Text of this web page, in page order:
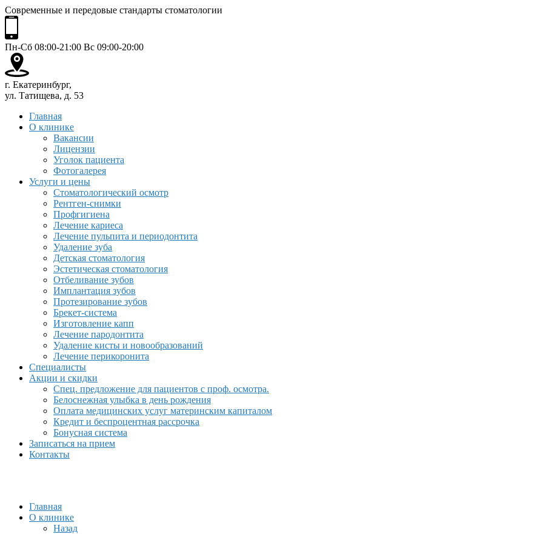
Современные и передовые стандарты стоматологии
Пн-Сб 08:00-21:00 Вс 09:00-20:00
г. Екатеринбург,
ул. Татищева, д. 53
Главная
О клинике
Вакансии
Лицензии
Уголок пациента
Фотогалерея
Услуги и цены
Стоматологический осмотр
Рентген-снимки
Профгигиена
Лечение кариеса
Лечение пульпита и периодонтита
Удаление зуба
Детская стоматология
Эстетическая стоматология
Отбеливание зубов
Имплантация зубов
Протезирование зубов
Брекет-система
Изготовление капп
Лечение пародонтита
Удаление кисты и новообразований
Лечение перикоронита
Специалисты
Акции и скидки
Спец. предложение для пациентов с проф. осмотра.
Белоснежная улыбка в день рождения
Оплата медицинских услуг материнским капиталом
Кредит и беспроцентная рассрочка
Бонусная система
Записаться на прием
Контакты
Главная
О клинике
Назад